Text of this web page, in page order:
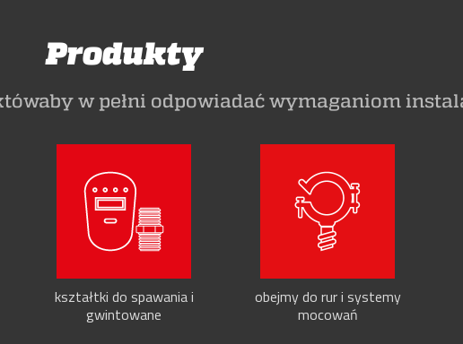
Produkty
w pełni odpowiadać wymaganiom
kształtki do spawania i
gwintowane
obejmy do rur i systemy
mocowań